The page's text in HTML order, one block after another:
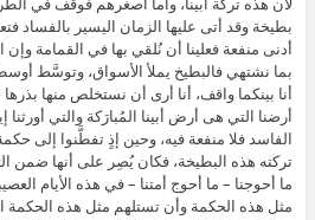
بطيخة وقد أتى عليها الزمان اليسير بالفساد
أدنى منفعة فعلينا أن نُلقي بها في القمامة وإن
بما نشتهي فالبطيخ يملأ الأسواق، وتوسَّط
أنا بينكما واقف، أنا أرى أن نستخلص منها
أرضنا التي هى أرض أبينا المُبارَكة والتي
الفاسد فلا منفعة فيه، وحين إذٍ تفطَّنوا إلى
تركته هذه البطيخة، فكان يُصِر على أنها ضمن
ما أحوجنا – ما أحوج أمتنا – في هذه الأيام
مثل هذه الحكمة وأن تستلهم مثل هذه الحكمة